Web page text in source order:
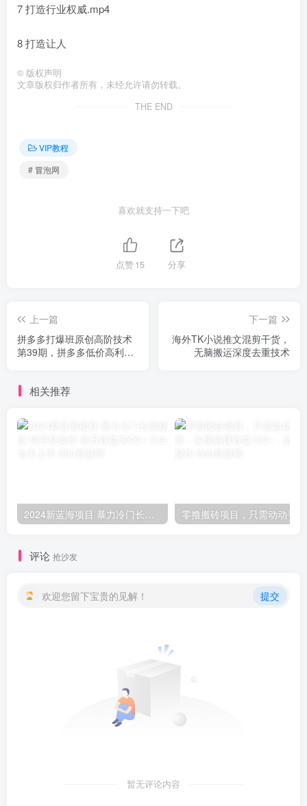
7 打造行业权威.mp4
8 打造让人
© 版权声明
文章版权归作者所有，未经允许请勿转载。
THE END
VIP教程
# 冒泡网
喜欢就支持一下吧
点赞15 分享
上一篇
拼多多打爆班原创高阶技术
第39期，拼多多低价高利方
下一篇
海外TK小说推文混剪干货，
无脑搬运深度去重技术
相关推荐
2024新蓝海项目 暴力冷门长期稳定 纯手机操作 单日收益3000+ 小白当天上手
评论 抢沙发
欢迎您留下宝贵的见解！ 提交
暂无评论内容